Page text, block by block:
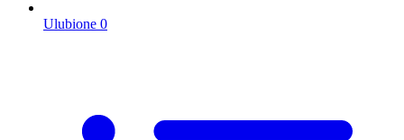
Ulubione 0